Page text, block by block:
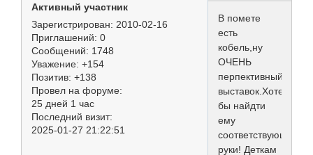
Активный участник
Зарегистрирован: 2010-02-16
Приглашений: 0
Сообщений: 1748
Уважение: +154
Позитив: +138
Провел на форуме:
25 дней 1 час
Последний визит:
2025-01-27 21:22:51
В помете
есть
кобель,ну
ОЧЕНЬ
перпективный,для
выставок.Хотелось
бы найдти
ему
соответствующие
руки! Деткам